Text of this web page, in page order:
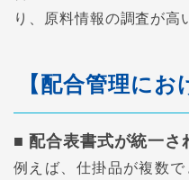
り、原料情報の調査が高
【配合管理にお
■ 配合表書式が統一さ
例えば、仕掛品が複数